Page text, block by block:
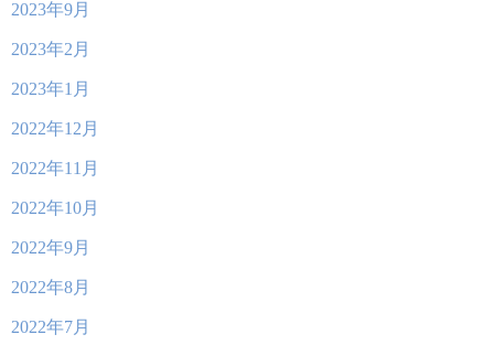
2023年9月
2023年2月
2023年1月
2022年12月
2022年11月
2022年10月
2022年9月
2022年8月
2022年7月